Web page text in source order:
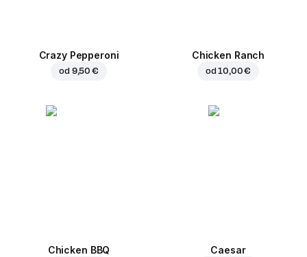
Crazy Pepperoni
od 9,50 €
Chicken Ranch
od10,00 €
Chicken BBQ Caesar